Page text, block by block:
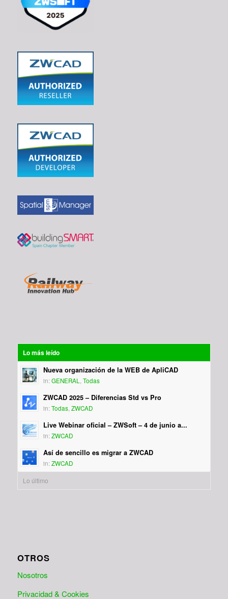
Lo más leído
Nueva organización de la WEB de ApliCAD
in: GENERAL Todas
ZWCAD 2025 – Diferencias Std vs Pro
in: Todas, ZWCAD
Live Webinar oficial – ZWSoft – 4 de junio a...
in: ZWCAD
Así de sencillo es migrar a ZWCAD
in: ZWCAD
Lo último
OTROS
Nosotros
Privacidad & Cookies